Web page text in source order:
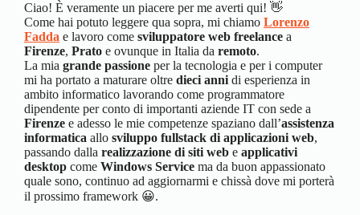
Ciao! È veramente un piacere per me averti qui! 👋
Come hai potuto leggere qua sopra, mi chiamo Lorenzo
Fadda e lavoro come sviluppatore web freelance a
Firenze, Prato e ovunque in Italia da remoto.
La mia grande passione per la tecnologia e per i computer
mi ha portato a maturare oltre dieci anni di esperienza in
ambito informatico lavorando come programmatore
dipendente per conto di importanti aziende IT con sede a
Firenze e adesso le mie competenze spaziano dall’assistenza
informatica allo sviluppo fullstack di applicazioni web,
passando dalla realizzazione di siti web e applicativi
desktop come Windows Service ma da buon appassionato
quale sono, continuo ad aggiornarmi e chissà dove mi porterà
il prossimo framework 😀.